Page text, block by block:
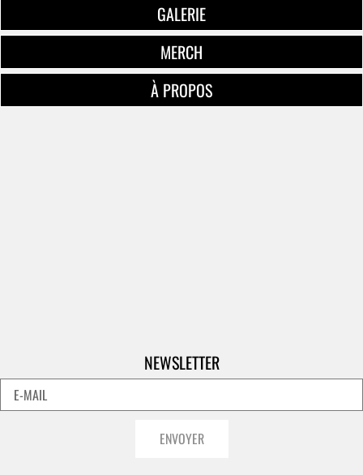
GALERIE
MERCH
À PROPOS
NEWSLETTER
ENVOYER